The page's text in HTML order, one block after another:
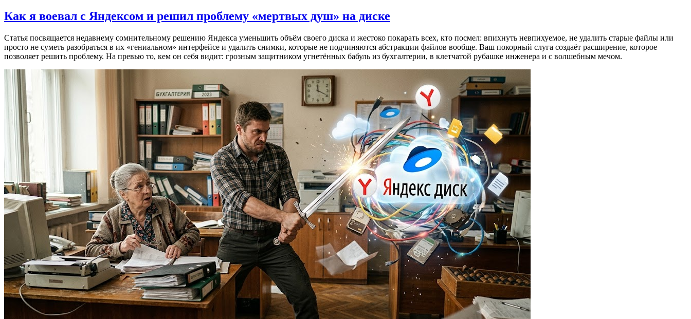
Как я воевал с Яндексом и решил проблему «мертвых душ» на диске
Статья посвящается недавнему сомнительному решению Яндекса уменьшить объём своего диска и жестоко покарать всех, кто посмел: впихнуть невпихуемое, не удалить старые файлы или
просто не суметь разобраться в их «гениальном» интерфейсе и удалить снимки, которые не подчиняются абстракции файлов вообще. Ваш покорный слуга создаёт расширение, которое
позволяет решить проблему. На превью то, кем он себя видит: грозным защитником угнетённых бабуль из бухгалтерии, в клетчатой рубашке инженера и с волшебным мечом.